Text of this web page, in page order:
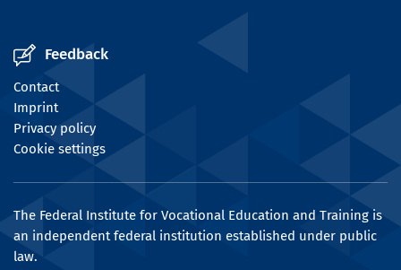
Feedback
Contact
Imprint
Privacy policy
Cookie settings
The Federal Institute for Vocational Education and Training is
an independent federal institution established under public
law.